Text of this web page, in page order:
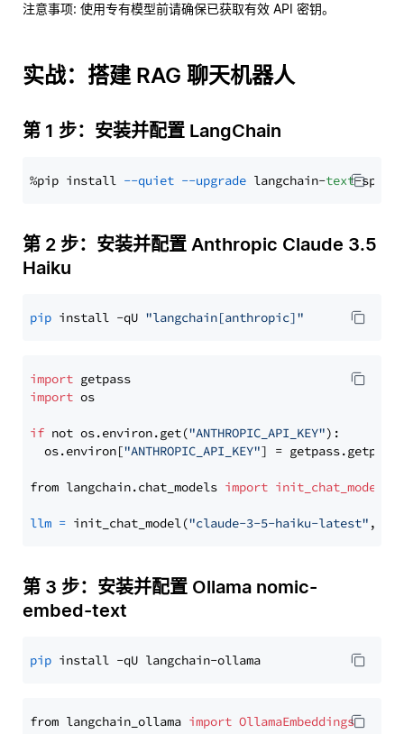
注意事项: 使用专有模型前请确保已获取有效 API 密钥。
实战：搭建 RAG 聊天机器人
第 1 步：安装并配置 LangChain
%pip install --quiet --upgrade langchain-text
第 2 步：安装并配置 Anthropic Claude 3.5
Haiku
pip install -qU "langchain[anthropic]"
import
import os
if not os.environ.get("ANTHROPIC_API_KEY"):
  os.environ[
"ANTHROPIC_API_KEY"] = getpass.getpass(
from langchain.chat_models import init_chat_model
llm = init_chat_model("claude-3-5-haiku-latest" ,
第 3 步：安装并配置 Ollama nomic-
embed-text
pip
from langchain_ollama import OllamaEmbeddings